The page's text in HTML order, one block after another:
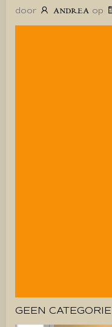
door ANDREA op
GEEN CATEGORIE